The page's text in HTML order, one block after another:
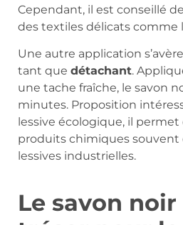
Cependant, il est conseillé
des textiles délicats comme
Une autre application
tant que détachant.
une tache fraîche, le savon
minutes. Proposition
lessive écologique, il
produits chimiques souvent
lessives industrielles.
Le savon noir